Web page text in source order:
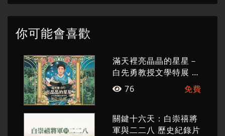
種創意實現藝文表現的新可能，激發社會大眾對
文學、藝術的關注與愛好，同時向世界分享台灣
深厚的文化風景。
你可能會喜歡
滿天裡亮晶晶的星星－
白先勇教授文學特展 專
題座談會
76 免費
關鍵十六天：白崇禧將
軍與二二八 歷史紀錄片